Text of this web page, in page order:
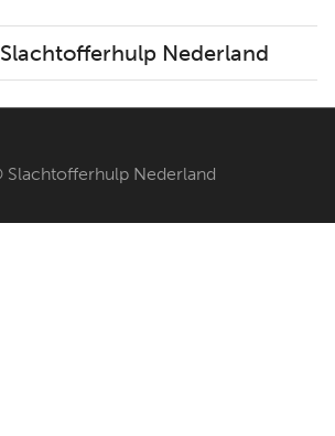
Nederland
Nederland